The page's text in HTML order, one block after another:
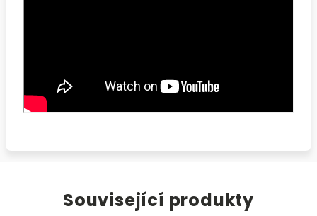
Související produkty